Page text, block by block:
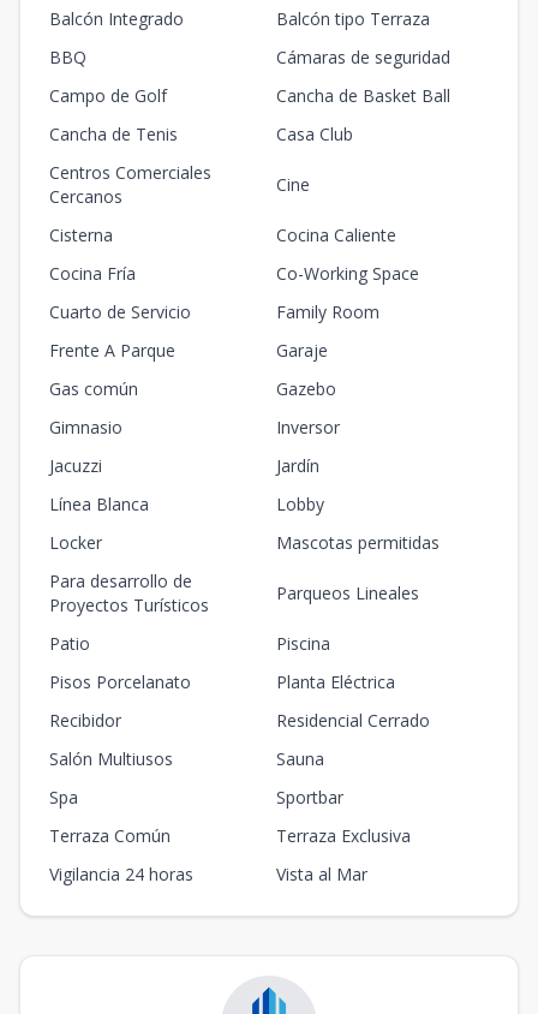
Balcón Integrado
Balcón tipo Terraza
BBQ
Cámaras de seguridad
Campo de Golf
Cancha de Basket Ball
Cancha de Tenis
Casa Club
Centros Comerciales
Cercanos
Cine
Cisterna
Cocina Caliente
Cocina Fría
Co-Working Space
Cuarto de Servicio
Family Room
Frente A Parque
Garaje
Gas común
Gazebo
Gimnasio
Inversor
Jacuzzi
Jardín
Línea Blanca
Lobby
Locker
Mascotas permitidas
Para desarrollo de
Proyectos Turísticos
Parqueos Lineales
Patio
Piscina
Pisos Porcelanato
Planta Eléctrica
Recibidor
Residencial Cerrado
Salón Multiusos
Sauna
Spa
Sportbar
Terraza Común
Terraza Exclusiva
Vigilancia 24 horas
Vista al Mar